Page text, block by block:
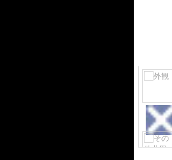
外観